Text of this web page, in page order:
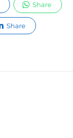
Share
Share